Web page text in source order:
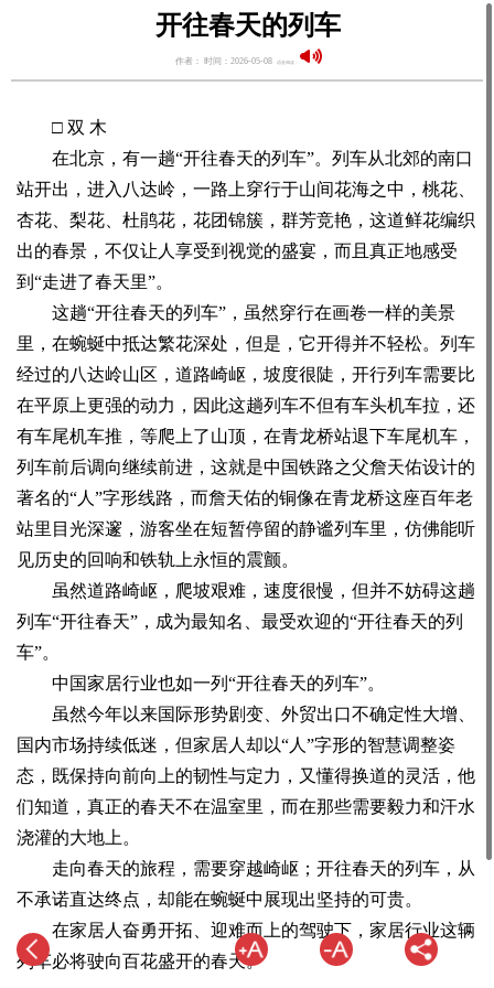
开往春天的列车
作者： 时间：2026-05-08 语音阅读：
□ 双 木
在北京，有一趟“开往春天的列车”。列车从北郊的南口
站开出，进入八达岭，一路上穿行于山间花海之中，桃花、
杏花、梨花、杜鹃花，花团锦簇，群芳竞艳，这道鲜花编织
出的春景，不仅让人享受到视觉的盛宴，而且真正地感受
到“走进了春天里”。
这趟“开往春天的列车”，虽然穿行在画卷一样的美景
里，在蜿蜒中抵达繁花深处，但是，它开得并不轻松。列车
经过的八达岭山区，道路崎岖，坡度很陡，开行列车需要比
在平原上更强的动力，因此这趟列车不但有车头机车拉，还
有车尾机车推，等爬上了山顶，在青龙桥站退下车尾机车，
列车前后调向继续前进，这就是中国铁路之父詹天佑设计的
著名的“人”字形线路，而詹天佑的铜像在青龙桥这座百年老
站里目光深邃，游客坐在短暂停留的静谧列车里，仿佛能听
见历史的回响和铁轨上永恒的震颤。
虽然道路崎岖，爬坡艰难，速度很慢，但并不妨碍这趟
列车“开往春天”，成为最知名、最受欢迎的“开往春天的列
车”。
中国家居行业也如一列“开往春天的列车”。
虽然今年以来国际形势剧变、外贸出口不确定性大增、
国内市场持续低迷，但家居人却以“人”字形的智慧调整姿
态，既保持向前向上的韧性与定力，又懂得换道的灵活，他
们知道，真正的春天不在温室里，而在那些需要毅力和汗水
浇灌的大地上。
走向春天的旅程，需要穿越崎岖；开往春天的列车，从
不承诺直达终点，却能在蜿蜒中展现出坚持的可贵。
在家居人奋勇开拓、迎难而上的驾驶下，家居行业这辆
列车必将驶向百花盛开的春天。